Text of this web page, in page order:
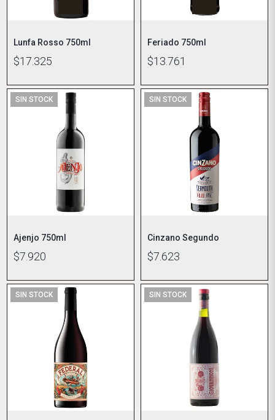
Lunfa Rosso 750ml
$17.325
Feriado 750ml
$13.761
SIN STOCK
Ajenjo 750ml
$7.920
SIN STOCK
Cinzano Segundo
$7.623
SIN STOCK SIN STOCK